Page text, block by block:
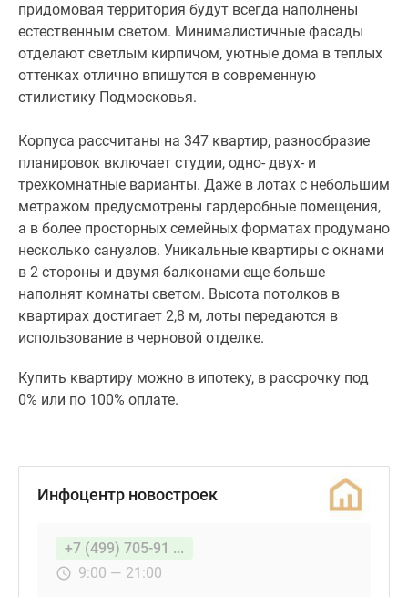
придомовая территория будут всегда наполнены
естественным светом. Минималистичные фасады
отделают светлым кирпичом, уютные дома в теплых
оттенках отлично впишутся в современную
стилистику Подмосковья.
Корпуса рассчитаны на 347 квартир, разнообразие
планировок включает студии, одно- двух- и
трехкомнатные варианты. Даже в лотах с небольшим
метражом предусмотрены гардеробные помещения,
а в более просторных семейных форматах продумано
несколько санузлов. Уникальные квартиры с окнами
в 2 стороны и двумя балконами еще больше
наполнят комнаты светом. Высота потолков в
квартирах достигает 2,8 м, лоты передаются в
использование в черновой отделке.
Купить квартиру можно в ипотеку, в рассрочку под
0% или по 100% оплате.
Инфоцентр новостроек
+7 (499) 705-91 ...
9:00 — 21:00